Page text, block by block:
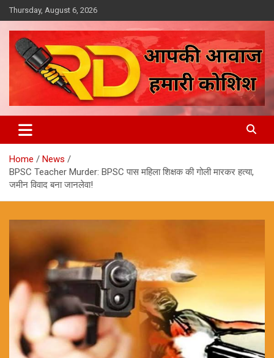
Skip
to
content
Thursday, August 6, 2026
Reporter Diaries
Home
News
BPSC Teacher Murder: BPSC पास महिला शिक्षक की गोली मारकर हत्या,
जमीन विवाद बना जानलेवा!